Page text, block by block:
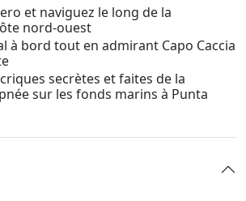
et naviguez le long de la
nord-ouest
à bord tout en admirant Capo Caccia
secrètes et faites de la
sur les fonds marins à Punta